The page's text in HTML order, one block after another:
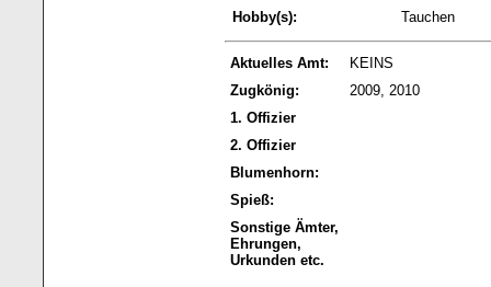
Hobby(s):
Tauchen
Aktuelles Amt:
KEINS
Zugkönig:
2009, 2010
1. Offizier
2. Offizier
Blumenhorn:
Spieß:
Sonstige Ämter,
Ehrungen,
Urkunden etc.